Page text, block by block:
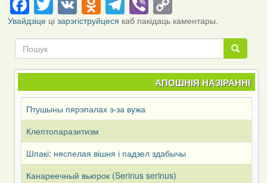
Link
Увайдзіцеці зарэгіструйцеся каб пакідаць каментары.
Пошук
Пошук
АПОШНІЯ НАЗІРАННІ
Птушыны пярэпалах з-за вужа
Клептопаразитизм
Шпакі: няспелая вішня і падзел здабычы
Канареечный вьюрок (Serinus serinus)